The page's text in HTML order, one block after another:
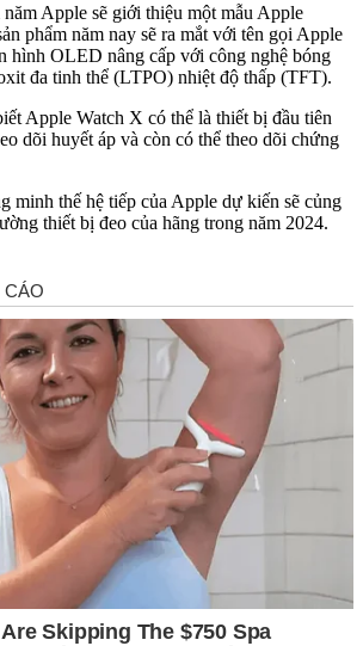
Apple sẽ giới thiệu một mẫu Apple
phẩm năm nay sẽ ra mắt với tên gọi Apple
hình OLED nâng cấp với công nghệ bóng
đa tinh thể (LTPO) nhiệt độ thấp (TFT).
Apple Watch X có thể là thiết bị đầu tiên
dõi huyết áp và còn có thể theo dõi chứng
minh thế hệ tiếp của Apple dự kiến sẽ củng
thiết bị đeo của hãng trong năm 2024.